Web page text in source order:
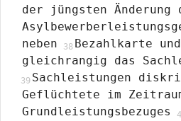
der jüngsten Änderung
neben
Bezahlkarte
gleichrangig das
Sachleistungen
Geflüchtete im
Grundleistungsbezuges